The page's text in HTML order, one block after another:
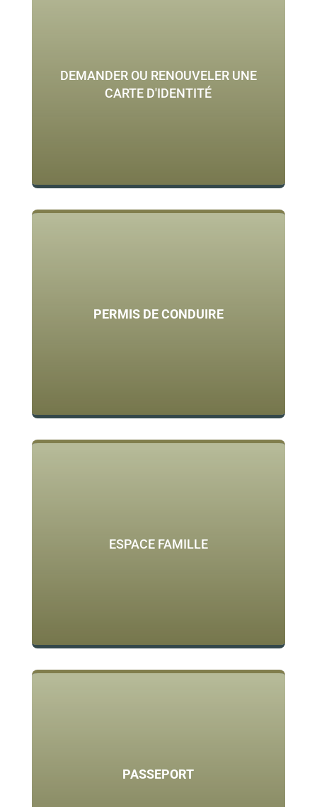
DEMANDER OU RENOUVELER UNE
CARTE D'IDENTITÉ
PERMIS DE CONDUIRE
ESPACE FAMILLE
PASSEPORT